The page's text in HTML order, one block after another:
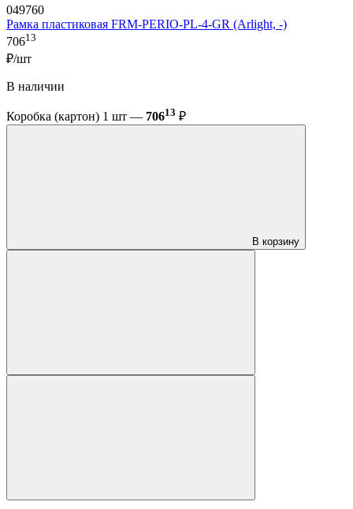
049760
Рамка пластиковая FRM-PERIO-PL-4-GR (Arlight, -)
70613
₽/шт
В наличии
Коробка (картон) 1 шт — 70613 ₽
В корзину